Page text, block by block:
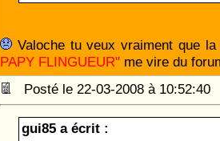
Valoche tu veux vraiment que
PAPY FLINGUEUR" me vire du
Posté le 22-03-2008 à
gui85 a écrit :